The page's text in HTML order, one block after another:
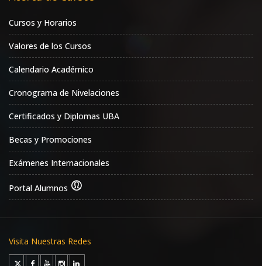
Cursos y Horarios
Valores de los Cursos
Calendario Académico
Cronograma de Nivelaciones
Certificados y Diplomas UBA
Becas y Promociones
Exámenes Internacionales
Portal Alumnos
Visita Nuestras Redes